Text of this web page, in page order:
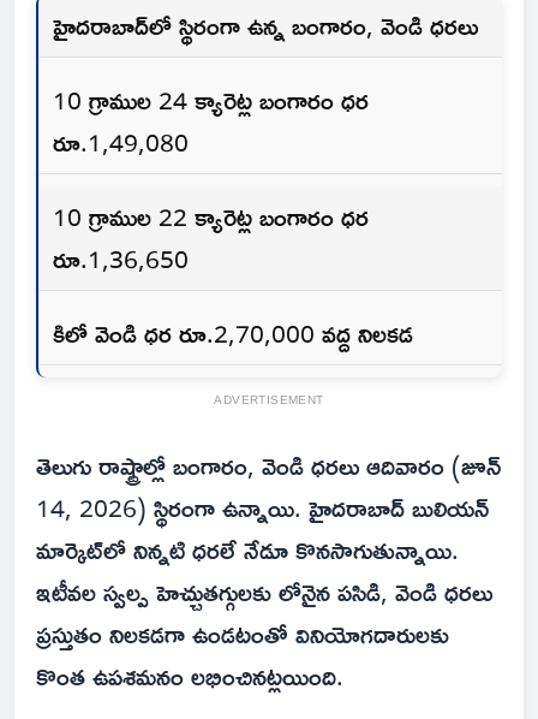
హైదరాబాద్‌లో స్థిరంగా ఉన్న బంగారం, వెండి ధరలు
10 గ్రాముల 24 క్యారెట్ల బంగారం ధర
రూ.1,49,080
10 గ్రాముల 22 క్యారెట్ల బంగారం ధర
రూ.1,36,650
కిలో వెండి ధర రూ.2,70,000 వద్ద నిలకడ
ADVERTISEMENT
తెలుగు రాష్ట్రాల్లో బంగారం, వెండి ధరలు ఆదివారం (జూన్
14, 2026) స్థిరంగా ఉన్నాయి. హైదరాబాద్ బులియన్
మార్కెట్‌లో నిన్నటి ధరలే నేడూ కొనసాగుతున్నాయి.
ఇటీవల స్వల్ప హెచ్చుతగ్గులకు లోనైన పసిడి, వెండి ధరలు
ప్రస్తుతం నిలకడగా ఉండటంతో వినియోగదారులకు
కొంత ఉపశమనం లభించినట్లయింది.